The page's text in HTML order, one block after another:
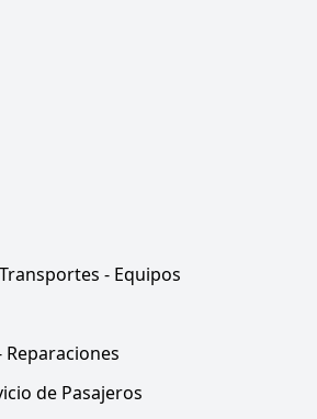
- Equipos
de Pasajeros